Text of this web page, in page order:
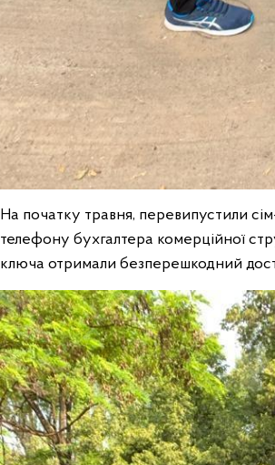
На початку травня, перевипустили
телефону бухгалтера комерційної
ключа отримали безперешкодний